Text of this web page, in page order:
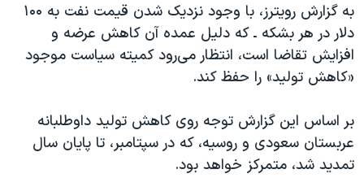
قانون شفافیت دارائی کادر رهبری ایران
اعتراضات مردمی آبان ۹۸
اسرائیل در جنگ
همایش محافظه‌کاران آمریکا «سی‌پک»
صفحه‌های ویژه
به گزارش رویترز، با وجود نزدیک شدن قیمت نفت به ۱۰۰
دلار در هر بشکه ـ که دلیل عمده آن کاهش عرضه و
افزایش تقاضا است، انتظار می‌رود کمیته سیاست موجود
«کاهش تولید» را حفظ کند.
بر اساس این گزارش توجه روی کاهش تولید داوطلبانه
عربستان سعودی و روسیه، که در سپتامبر، تا پایان سال
تمدید شد، متمرکز خواهد بود.